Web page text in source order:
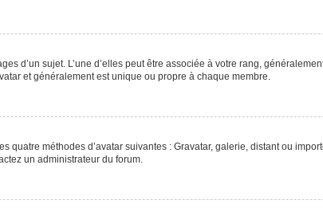
d’un sujet. L’une d’elles peut être associée à votre rang,
et généralement est unique ou propre à chaque membre.
méthodes d’avatar suivantes : Gravatar, galerie, distant ou
un administrateur du forum.